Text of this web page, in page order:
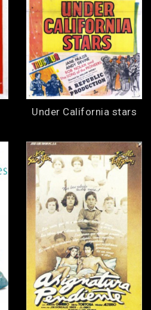
Under California stars